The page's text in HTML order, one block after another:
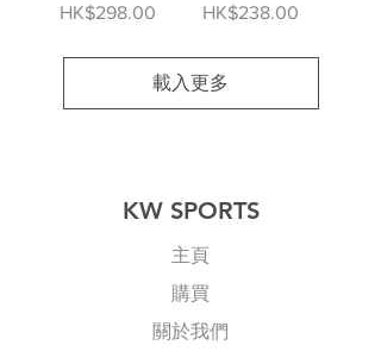
價格
HK$298.00 價格
HK$238.00
載入更多
KW SPORTS
主頁
購買
關於我們